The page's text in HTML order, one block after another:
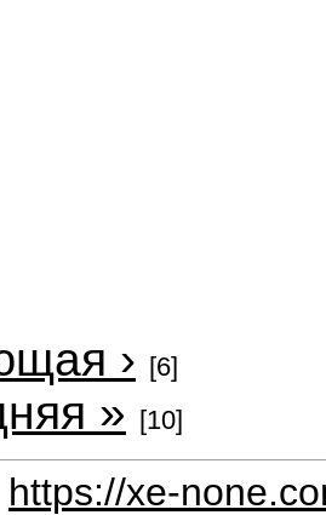
› [6]
» [10]
https://xe-